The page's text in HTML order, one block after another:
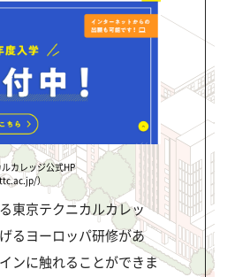
カレッジ公式HP
）
東京テクニカルカレッ
るヨーロッパ研修があ
ンに触れることができま